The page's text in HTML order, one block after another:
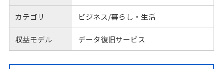
カテゴリ ビジネス/暮らし・生活
収益モデル データ復旧サービス